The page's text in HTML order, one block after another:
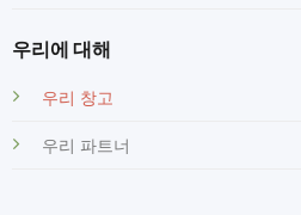
우리에 대해
우리 창고
우리 파트너